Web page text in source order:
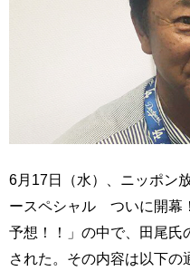
6月17日（水）、ニッポン
ースペシャル ついに開幕
予想！！」の中で、田尾氏
された。その内容は以下の